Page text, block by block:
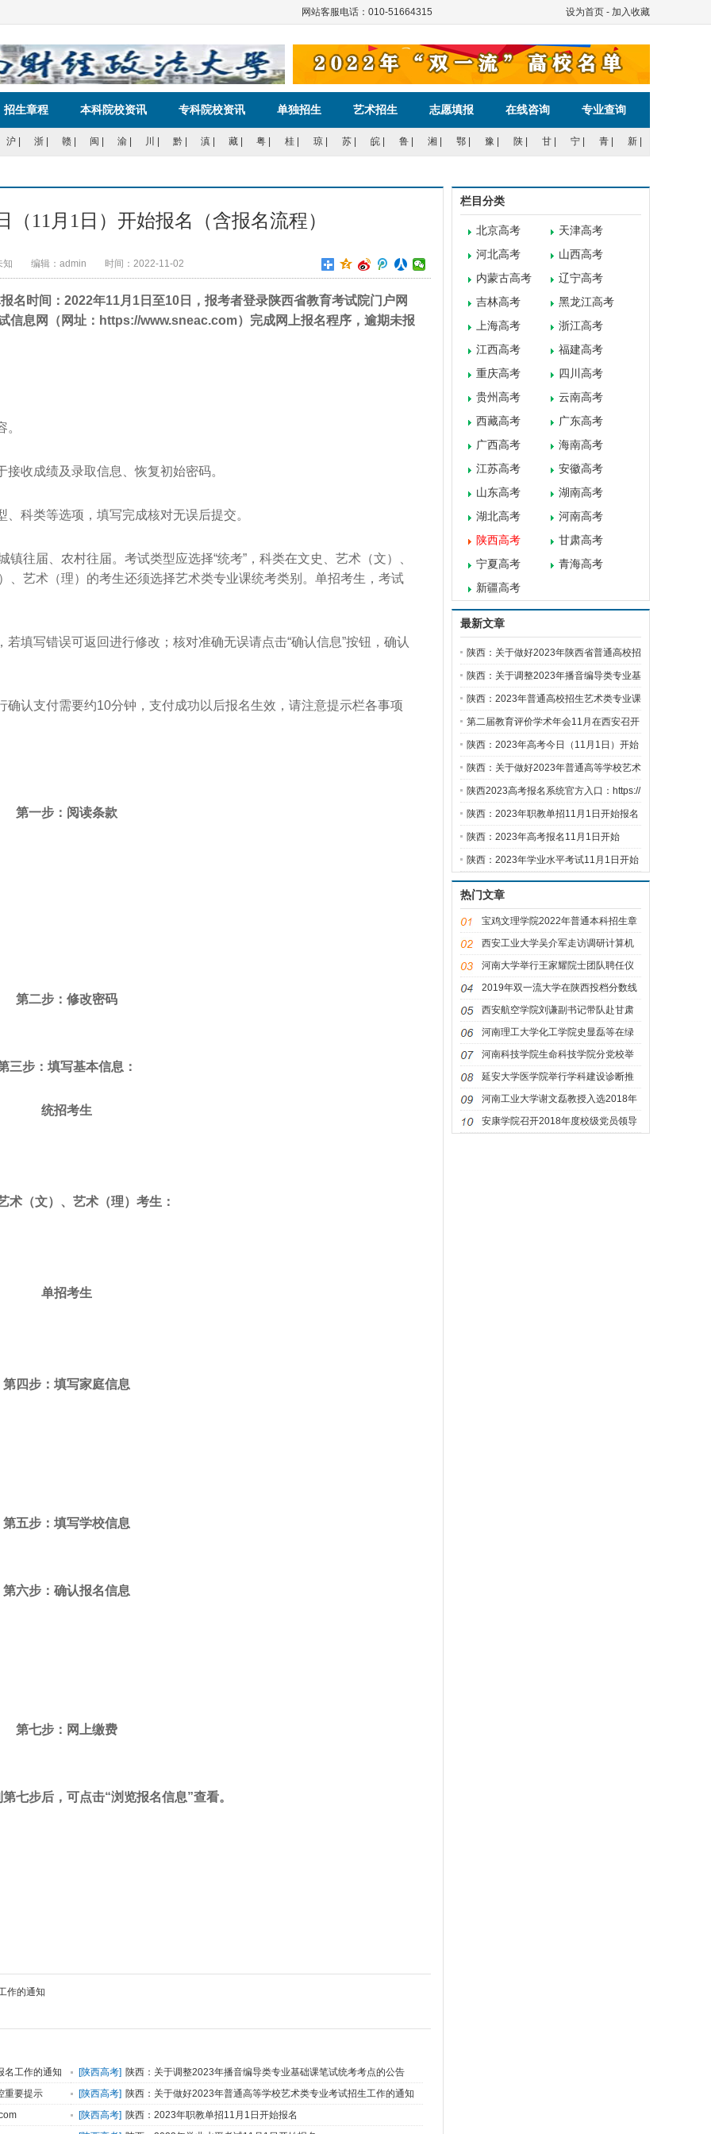
网站客服电话：010-51664315 设为首页 - 加入收藏
招生章程 本科院校资讯 专科院校资讯 单独招生 艺术招生 志愿填报 在线咨询 专业查询
沪| 浙| 赣| 闽 渝| 川 黔| 滇| 藏| 粤 桂 琼 苏 皖 鲁 湘 鄂 豫 陕 甘 宁 青 新
（11月1日）开始报名（含报名流程）
知 编辑：admin 时间：2022-11-02
名时间：2022年11月1日至10日，报考者登录陕西省教育考试院门户网
信息网（网址：https://www.sneac.com）完成网上报名程序，逾期未报
成绩及录取信息、恢复初始密码。
类等选项，填写完成核对无误后提交。
届、农村往届。考试类型应选择“统考”，科类在文史、艺术（文）、
、艺术（理）的考生还须选择艺术类专业课统考类别。单招考生，考试
写错误可返回进行修改；核对准确无误请点击“确认信息”按钮，确认
支付需要约10分钟，支付成功以后报名生效，请注意提示栏各事项
第一步：阅读条款
第二步：修改密码
三步：填写基本信息：
统招考生
术（文）、艺术（理）考生：
单招考生
第四步：填写家庭信息
第五步：填写学校信息
第六步：确认报名信息
第七步：网上缴费
七步后，可点击“浏览报名信息”查看。
作的通知
名工作的通知 [陕西高考] 陕西：关于调整2023年播音编导类专业基础课笔试统考考点的公告
重要提示
[陕西高考] 陕西：关于做好2023年普通高等学校艺术类专业考试招生工作的通知
[陕西高考] 陕西：2023年职教单招11月1日开始报名
栏目分类
北京高考
天津高考
河北高考
山西高考
内蒙古高考
辽宁高考
吉林高考
黑龙江高考
上海高考
浙江高考
江西高考
福建高考
重庆高考
四川高考
贵州高考
云南高考
西藏高考
广东高考
广西高考
海南高考
江苏高考
安徽高考
山东高考
湖南高考
湖北高考
河南高考
陕西高考
甘肃高考
宁夏高考
青海高考
新疆高考
最新文章
陕西：关于做好2023年陕西省普通高校招
生
陕西：关于调整2023年播音编导类专业基
础
陕西：2023年普通高校招生艺术类专业课
统
第二届教育评价学术年会11月在西安召开
陕西：2023年高考今日（11月1日）开始
报名
陕西：关于做好2023年普通高等学校艺术
类
陕西2023高考报名系统官方入口：https://
陕西：2023年职教单招11月1日开始报名
陕西：2023年高考报名11月1日开始
陕西：2023年学业水平考试11月1日开始
报名
热门文章
宝鸡文理学院2022年普通本科招生章
程
西安工业大学吴介军走访调研计算机
学院
河南大学举行王家耀院士团队聘任仪
式
2019年双一流大学在陕西投档分数线
及位次
西安航空学院刘谦副书记带队赴甘肃
省开
河南理工大学化工学院史显磊等在绿
色催
河南科技学院生命科技学院分党校举
办
延安大学医学院举行学科建设诊断推
进研
河南工业大学谢文磊教授入选2018年
享受国
安康学院召开2018年度校级党员领导